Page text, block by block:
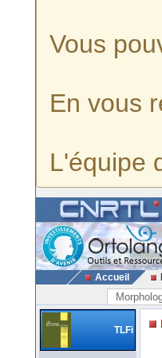
Vous
En vous
L'équipe
Accueil
TLFi